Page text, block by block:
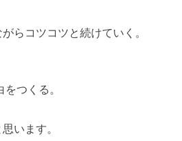
らコツコツと続けていく。
つくる。
います。